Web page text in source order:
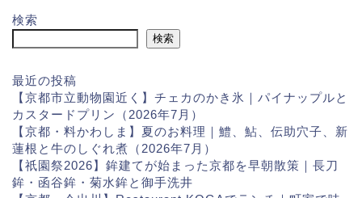
検索
検索
最近の投稿
【京都市立動物園近く】チェカのかき氷｜パイナップルと
カスタードプリン（2026年7月）
【京都・料かわしま】夏のお料理｜鱧、鮎、伝助穴子、新
蓮根と牛のしぐれ煮（2026年7月）
【祇園祭2026】鉾建てが始まった京都を早朝散策｜長刀
鉾・函谷鉾・菊水鉾と御手洗井